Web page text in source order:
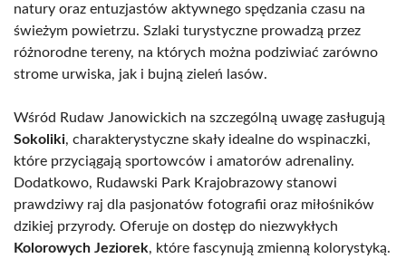
natury oraz entuzjastów aktywnego spędzania czasu na
świeżym powietrzu. Szlaki turystyczne prowadzą przez
różnorodne tereny, na których można podziwiać zarówno
strome urwiska, jak i bujną zieleń lasów.
Wśród Rudaw Janowickich na szczególną uwagę zasługują
Sokoliki, charakterystyczne skały idealne do wspinaczki,
które przyciągają sportowców i amatorów adrenaliny.
Dodatkowo, Rudawski Park Krajobrazowy stanowi
prawdziwy raj dla pasjonatów fotografii oraz miłośników
dzikiej przyrody. Oferuje on dostęp do niezwykłych
Kolorowych Jeziorek, które fascynują zmienną kolorystyką.